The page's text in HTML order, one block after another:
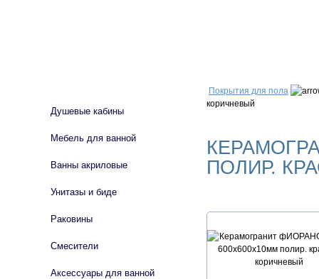
Покрытия для пола
коричневый
ПОЛИР.
Душевые кабины
Мебель для ванной
Ванны акриловые
Унитазы и биде
Раковины
Смесители
Аксессуары для ванной